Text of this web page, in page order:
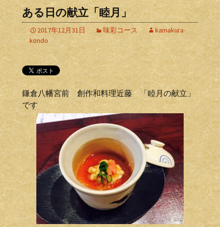
ある日の献立「睦月」
2017年12月31日 味彩コース
kamakura-
kondo
鎌倉八幡宮前 創作和料理近藤 「睦月の献立」
です